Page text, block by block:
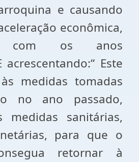
e causando
econômica,
com os anos
acrescentando:“ Este
medidas tomadas
no ano passado,
medidas sanitárias,
para que o
retornar à